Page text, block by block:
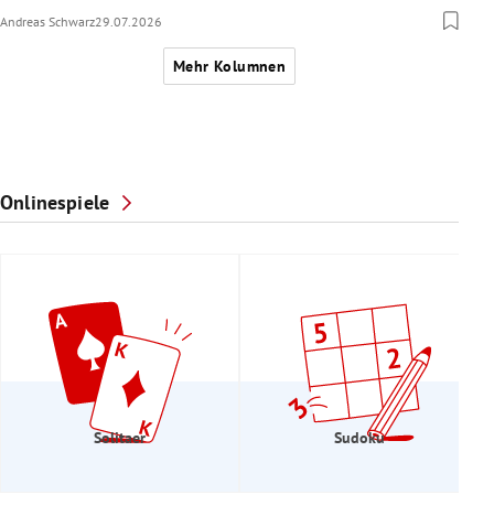
Andreas Schwarz29.07.2026
Mehr Kolumnen
Onlinespiele
Solitaer Sudoku